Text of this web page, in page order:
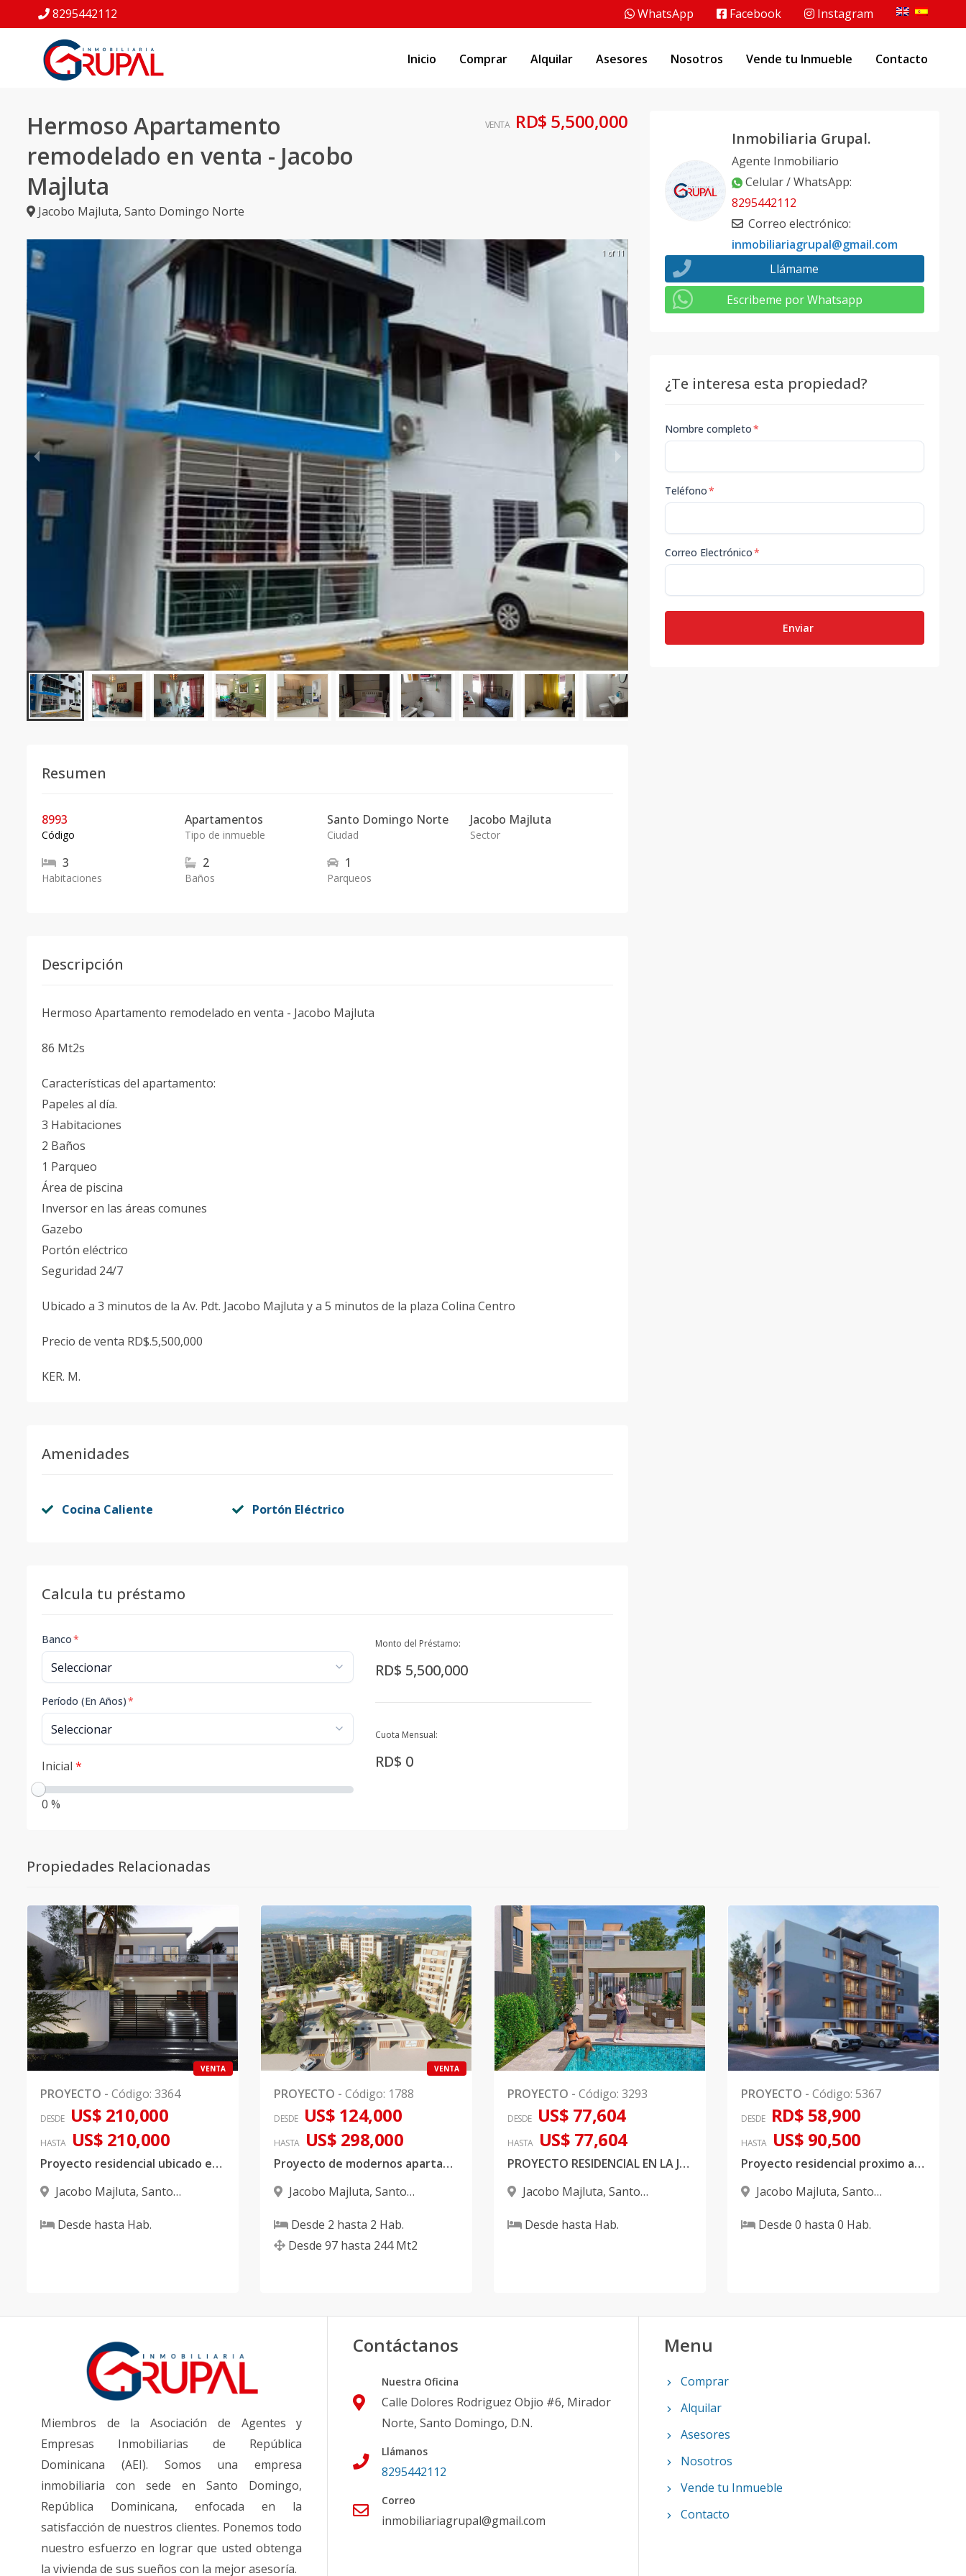
8295442112 WhatsApp Facebook Instagram
Inicio Comprar Alquilar Asesores Nosotros Vende tu Inmueble Contacto
Hermoso Apartamento
remodelado en venta - Jacobo
Majluta
Jacobo Majluta, Santo Domingo Norte
VENTA RD$ 5,500,000
1 of 11
Resumen
8993
Código
Apartamentos
Tipo de inmueble
Santo Domingo Norte
Ciudad
Jacobo Majluta
Sector
3
Habitaciones
2
Baños
1
Parqueos
Descripción
Hermoso Apartamento remodelado en venta - Jacobo Majluta
86 Mt2s
Características del apartamento:
Papeles al día.
3 Habitaciones
2 Baños
1 Parqueo
Área de piscina
Inversor en las áreas comunes
Gazebo
Portón eléctrico
Seguridad 24/7
Ubicado a 3 minutos de la Av. Pdt. Jacobo Majluta y a 5 minutos de la plaza Colina Centro
Precio de venta RD$.5,500,000
KER. M.
Amenidades
Cocina Caliente Portón Eléctrico
Calcula tu préstamo
Banco*
Período (En Años)*
Inicial *
0 %
Monto del Préstamo:
RD$ 5,500,000
Cuota Mensual:
RD$ 0
Inmobiliaria Grupal.
Agente Inmobiliario
Celular / WhatsApp:
8295442112
Correo electrónico:
inmobiliariagrupal@gmail.com
Llámame
Escribeme por Whatsapp
¿Te interesa esta propiedad?
Nombre completo*
Teléfono*
Correo Electrónico*
Enviar
Propiedades Relacionadas
VENTA
PROYECTO - Código: 3364
DESDE US$ 210,000
HASTA US$ 210,000
Proyecto residencial ubicado en la Jacobo Majluta
Jacobo Majluta, Santo
Desde hasta Hab.
VENTA
PROYECTO - Código: 1788
DESDE US$ 124,000
HASTA US$ 298,000
Proyecto de modernos apartamentos en Ave. Jacobo Majluta
Jacobo Majluta, Santo
Desde 2 hasta 2 Hab.
Desde 97 hasta 244 Mt2
PROYECTO - Código: 3293
DESDE US$ 77,604
HASTA US$ 77,604
PROYECTO RESIDENCIAL EN LA JACOBO MAJLUTA
Jacobo Majluta, Santo
Desde hasta Hab.
PROYECTO - Código: 5367
DESDE RD$ 58,900
HASTA US$ 90,500
Proyecto residencial proximo a Av. Jacobo Majluta Azar
Jacobo Majluta, Santo
Desde 0 hasta 0 Hab.
Miembros de la Asociación de Agentes y
Empresas Inmobiliarias de República
Dominicana (AEI). Somos una empresa
inmobiliaria con sede en Santo Domingo,
República Dominicana, enfocada en la
satisfacción de nuestros clientes. Ponemos todo
nuestro esfuerzo en lograr que usted obtenga
la vivienda de sus sueños con la mejor asesoría.
Contáctanos
Nuestra Oficina
Calle Dolores Rodriguez Objio #6, Mirador
Norte, Santo Domingo, D.N.
Llámanos
8295442112
Correo
inmobiliariagrupal@gmail.com
Menu
Comprar
Alquilar
Asesores
Nosotros
Vende tu Inmueble
Contacto